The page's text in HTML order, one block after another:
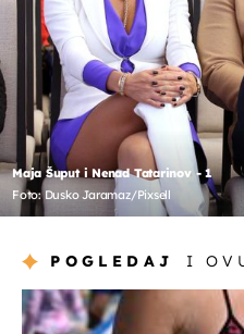
Maja Šuput i Nenad Tatarinov - 1
Foto: Dusko Jaramaz/Pixsell
POGLEDAJ I